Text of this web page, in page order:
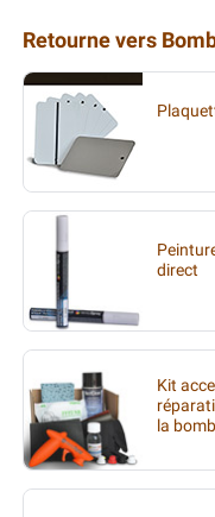
Retourne vers
direct
Kit
la